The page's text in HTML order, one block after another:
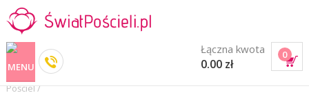
0
Łączna kwota
0.00 zł
Pościel/